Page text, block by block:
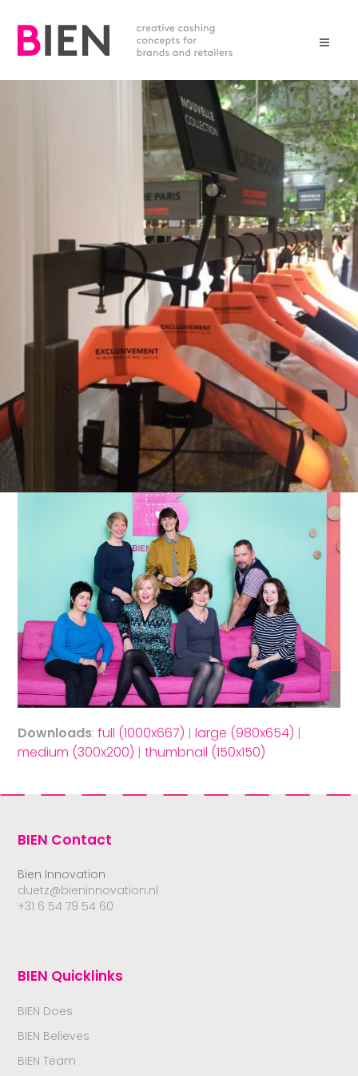
Downloads:full (1000x667) |large (980x654) |
medium (300x200) |thumbnail (150x150)
BIEN Contact
Bien Innovation
duetz@bieninnovation.nl
+31 6 54 79 54 60
BIEN Quicklinks
BIEN Does
BIEN Believes
BIEN Team